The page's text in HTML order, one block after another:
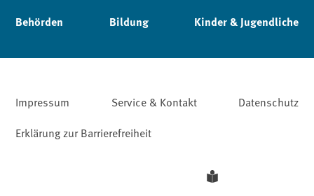
Behörden Bildung Kinder & Jugendliche
Impressum Service & Kontakt
Datenschutz
Erklärung zur Barrierefreiheit